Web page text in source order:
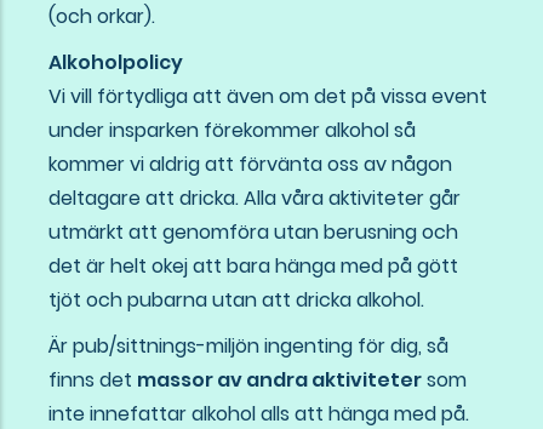
(och orkar).
Alkoholpolicy
Vi vill förtydliga att även om det på vissa event
under insparken förekommer alkohol så
kommer vi aldrig att förvänta oss av någon
deltagare att dricka. Alla våra aktiviteter går
utmärkt att genomföra utan berusning och
det är helt okej att bara hänga med på gött
tjöt och pubarna utan att dricka alkohol.
Är pub/sittnings-miljön ingenting för dig, så
finns det massor av andra aktivitetersom
inte innefattar alkohol alls att hänga med på.